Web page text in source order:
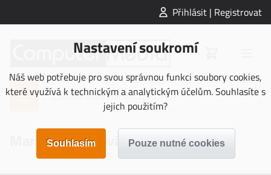
Přihlásit | Registrovat
Nastavení soukromí
Náš web potřebuje pro svou správnou funkci soubory cookies,
které využívá k technickým a analytickým účelům. Souhlasíte s
jejich použitím?
Martina Komsová